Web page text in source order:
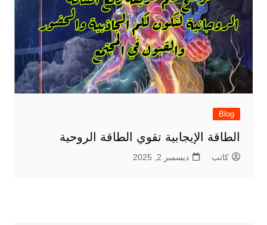
Blog
الطاقة الإيجابية تقوي الطاقة الروحية
كاتب ديسمبر 2, 2025